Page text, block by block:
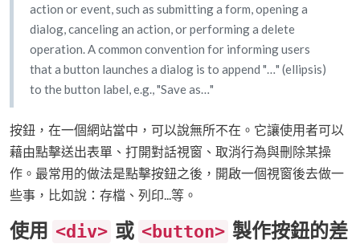
action or event, such as submitting a form, opening a
dialog, canceling an action, or performing a delete
operation. A common convention for informing users
that a button launches a dialog is to append "…" (ellipsis)
to the button label, e.g., "Save as…"
按鈕，在一個網站當中，可以說無所不在。它讓使用者可以
藉由點擊送出表單、打開對話視窗、取消行為與刪除某操
作。最常用的做法是點擊按鈕之後，開啟一個視窗後去做一
些事，比如說：存檔、列印...等。
使用 <div> 或 <button> 製作按鈕的差